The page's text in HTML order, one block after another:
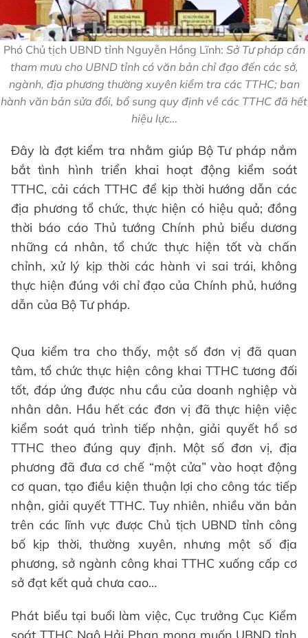
Phó Chủ tịch UBND tỉnh Nguyễn Hồng Lĩnh: Sở Tư pháp cần
tham mưu cho UBND tỉnh có văn bản chỉ đạo đến các sở,
ngành, địa phương thường xuyên kiểm tra các TTHC; ban
hành văn bản sửa đổi, bổ sung quy định về các TTHC đã hết
hiệu lực…
Đây là đợt kiểm tra nhằm giúp Bộ Tư pháp nắm
bắt tình hình triển khai hoạt động kiểm soát
TTHC, cải cách TTHC để kịp thời hướng dẫn các
địa phương tổ chức, thực hiện có hiệu quả; đồng
thời báo cáo Thủ tướng Chính phủ biểu dương
những cá nhân, tổ chức thực hiện tốt và chấn
chỉnh, xử lý kịp thời các hành vi sai trái, không
thực hiện đúng với chỉ đạo của Chính phủ, hướng
dẫn của Bộ Tư pháp.
Qua kiểm tra cho thấy, một số đơn vị đã quan
tâm, tổ chức thực hiện công khai TTHC tương đối
tốt, đáp ứng được nhu cầu của doanh nghiệp và
nhân dân. Hầu hết các đơn vị đã thực hiện việc
kiểm soát quá trình tiếp nhận, giải quyết hồ sơ
TTHC theo đúng quy định. Một số đơn vị, địa
phương đã đưa cơ chế “một cửa” vào hoạt động
cơ quan, tạo điều kiện thuận lợi cho công tác tiếp
nhận, giải quyết TTHC. Tuy nhiên, nhiều văn bản
trên các lĩnh vực được Chủ tịch UBND tỉnh công
bố kịp thời, thường xuyên, nhưng một số địa
phương, sở ngành công khai TTHC xuống cấp cơ
sở đạt kết quả chưa cao…
Phát biểu tại buổi làm việc, Cục trưởng Cục Kiểm